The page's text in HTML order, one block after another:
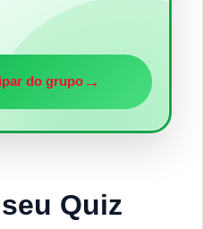
do grupo→
Quiz